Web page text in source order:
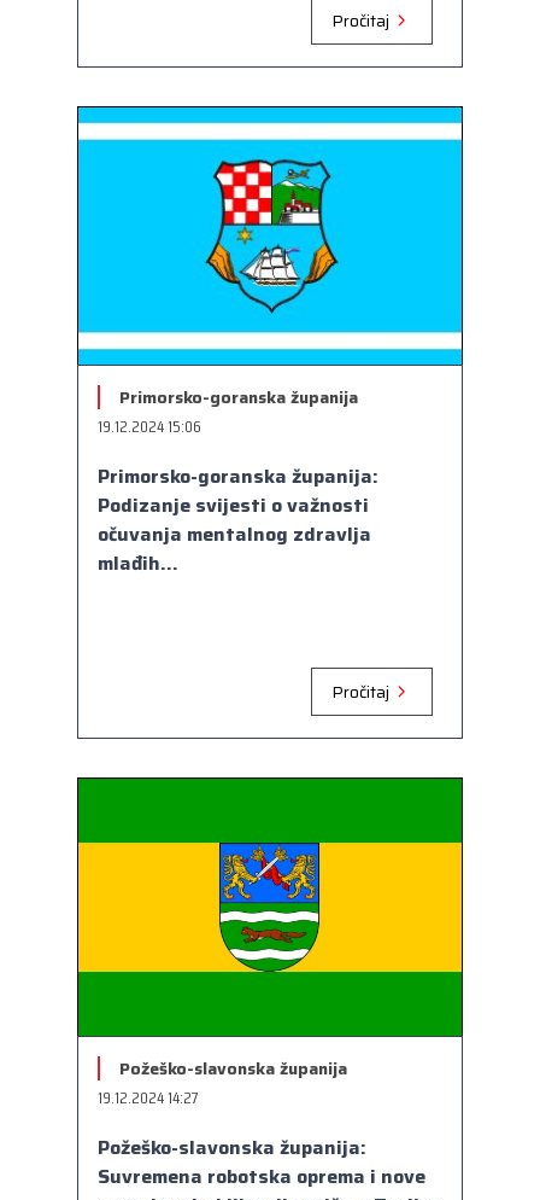
Pročitaj
Primorsko-goranska županija
19.12.2024 15:06
Primorsko-goranska županija:
Podizanje svijesti o važnosti
očuvanja mentalnog zdravlja
mlađih...
Pročitaj
Požeško-slavonska županija
19.12.2024 14:27
Požeško-slavonska županija:
Suvremena robotska oprema i nove